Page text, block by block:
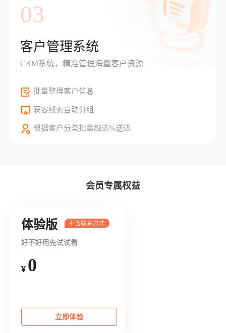
03
客户管理系统
CRM系统，精准管理海量客户资源
批量整理客户信息
获客线索自动分组
根据客户分类批量触达%送达
会员专属权益
体验版
好不好用先试试看
¥ 0
立即体验